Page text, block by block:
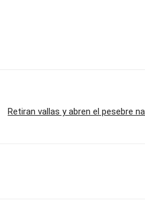
Retiran vallas y abren el pesebre